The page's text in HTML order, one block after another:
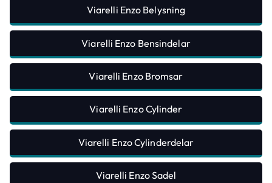
Viarelli Enzo Belysning
Viarelli Enzo Bensindelar
Viarelli Enzo Bromsar
Viarelli Enzo Cylinder
Viarelli Enzo Cylinderdelar
Viarelli Enzo Sadel